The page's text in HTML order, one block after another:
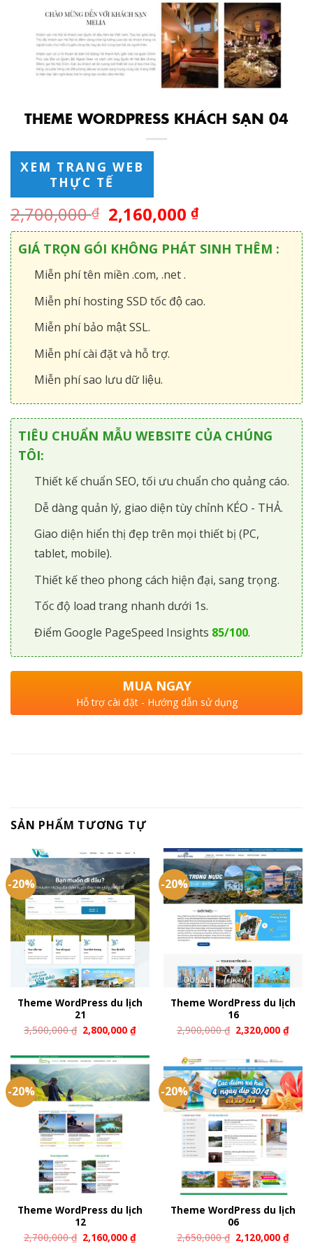
THEME WORDPRESS KHÁCH SẠN 04
XEM TRANG WEB
THỰC TẾ
2,700,000₫ 2,160,000₫
GIÁ TRỌN GÓI KHÔNG PHÁT SINH THÊM :
Miễn phí tên miền .com, .net .
Miễn phí hosting SSD tốc độ cao.
Miễn phí bảo mật SSL.
Miễn phí cài đặt và hỗ trợ.
Miễn phí sao lưu dữ liệu.
TIÊU CHUẨN MẪU WEBSITE CỦA CHÚNG
TÔI:
Thiết kế chuẩn SEO, tối ưu chuẩn cho quảng cáo.
Dễ dàng quản lý, giao diện tùy chỉnh KÉO - THẢ.
Giao diện hiển thị đẹp trên mọi thiết bị (PC,
tablet, mobile).
Thiết kế theo phong cách hiện đại, sang trọng.
Tốc độ load trang nhanh dưới 1s.
Điểm Google PageSpeed Insights 85/100.
MUA NGAY
Hỗ trợ cài đặt - Hướng dẫn sử dụng
SẢN PHẨM TƯƠNG TỰ
-20%
Theme WordPress du lịch
21
3,500,000₫ 2,800,000₫
-20%
Theme WordPress du lịch
16
2,900,000₫ 2,320,000₫
-20%
Theme WordPress du lịch
12
2,700,000₫ 2,160,000₫
-20%
Theme WordPress du lịch
06
2,650,000₫ 2,120,000₫